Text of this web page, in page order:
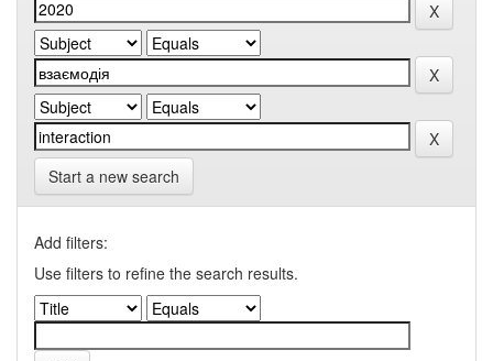
Start a new search
Add filters:
Use filters to refine the search results.